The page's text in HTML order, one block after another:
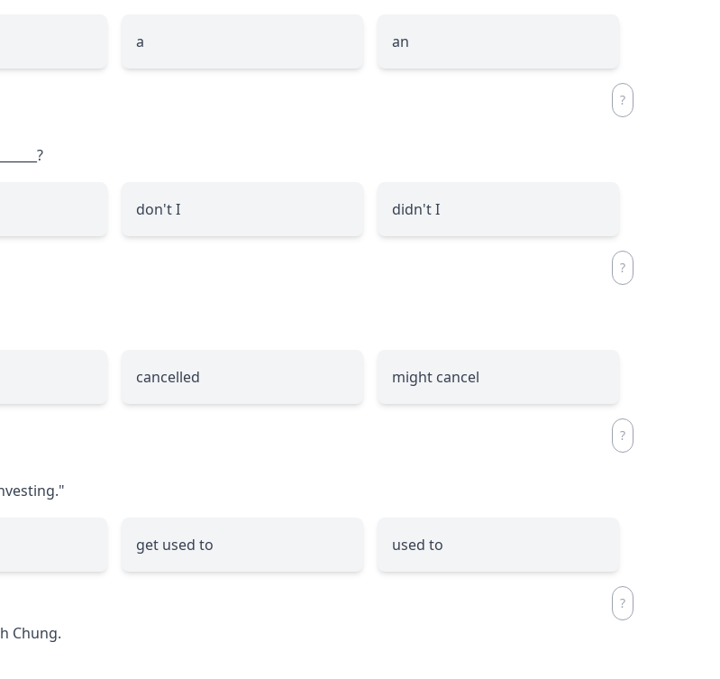
a an
?
don't I didn't I
cancelled might cancel
get used to used to
Chung.